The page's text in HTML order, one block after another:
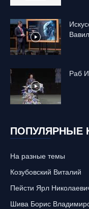
Раб
ПОПУЛЯРНЫЕ
На разные темы
Козубовский Виталий
Пейсти Ярл
Шива Борис